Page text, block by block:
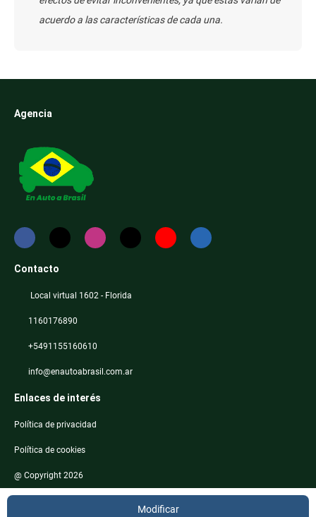
Modificar
acuerdo a las características de cada una.
Agencia
Contacto
Local virtual 1602 - Florida
1160176890
+5491155160610
info@enautoabrasil.com.ar
Enlaces de interés
Política de privacidad
Política de cookies
@ Copyright 2026